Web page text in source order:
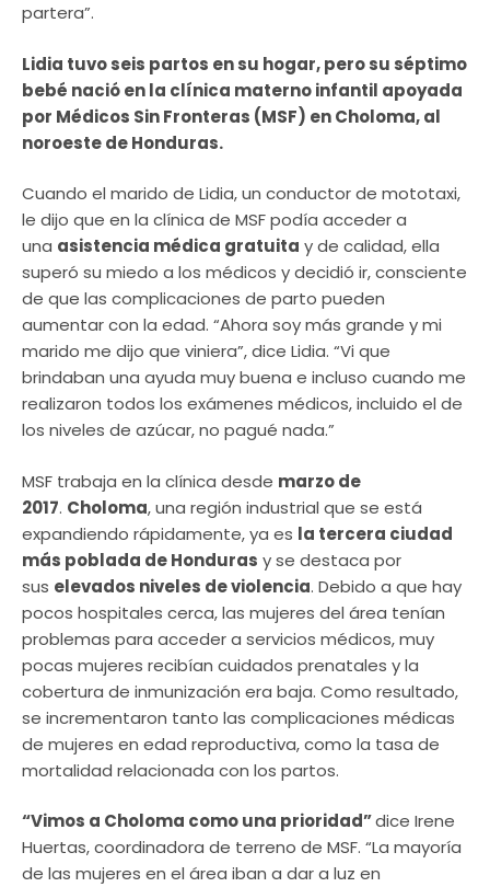
partera”.
Lidia tuvo seis partos en su hogar, pero su séptimo
bebé nació en la clínica materno infantil apoyada
por Médicos Sin Fronteras (MSF) en Choloma, al
noroeste de Honduras.
Cuando el marido de Lidia, un conductor de mototaxi,
le dijo que en la clínica de MSF podía acceder a
una asistencia médica gratuita y de calidad, ella
superó su miedo a los médicos y decidió ir, consciente
de que las complicaciones de parto pueden
aumentar con la edad. “Ahora soy más grande y mi
marido me dijo que viniera”, dice Lidia. “Vi que
brindaban una ayuda muy buena e incluso cuando me
realizaron todos los exámenes médicos, incluido el de
los niveles de azúcar, no pagué nada.”
MSF trabaja en la clínica desde marzo de
2017. Choloma, una región industrial que se está
expandiendo rápidamente, ya es la tercera ciudad
más poblada de Honduras y se destaca por
sus elevados niveles de violencia. Debido a que hay
pocos hospitales cerca, las mujeres del área tenían
problemas para acceder a servicios médicos, muy
pocas mujeres recibían cuidados prenatales y la
cobertura de inmunización era baja. Como resultado,
se incrementaron tanto las complicaciones médicas
de mujeres en edad reproductiva, como la tasa de
mortalidad relacionada con los partos.
“Vimos a Choloma como una prioridad”dice Irene
Huertas, coordinadora de terreno de MSF. “La mayoría
de las mujeres en el área iban a dar a luz en